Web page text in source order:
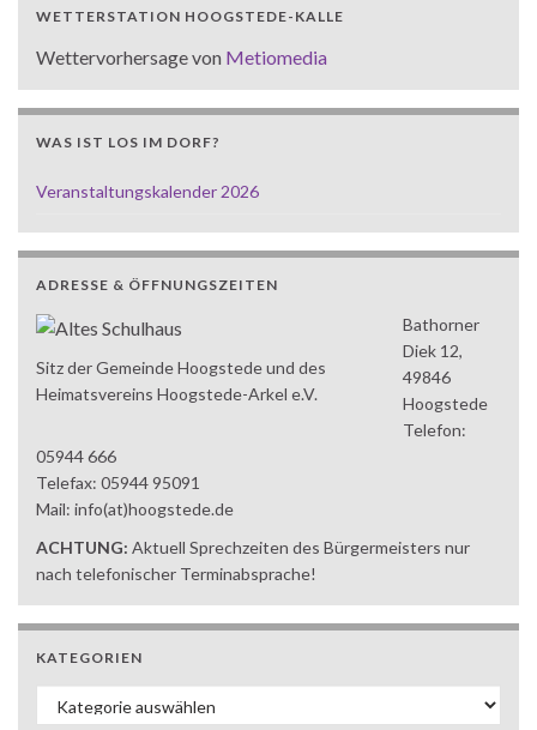
WETTERSTATION HOOGSTEDE-KALLE
Wettervorhersage von Metiomedia
WAS IST LOS IM DORF?
Veranstaltungskalender 2026
ADRESSE & ÖFFNUNGSZEITEN
Sitz der Gemeinde Hoogstede und des
Heimatsvereins Hoogstede-Arkel e.V.
Bathorner
Diek 12,
49846
Hoogstede
Telefon:
05944 666
Telefax: 05944 95091
Mail: info(at)hoogstede.de
ACHTUNG: Aktuell Sprechzeiten des Bürgermeisters nur
nach telefonischer Terminabsprache!
KATEGORIEN
Kategorien